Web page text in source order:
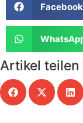
Facebook
Artikel teilen